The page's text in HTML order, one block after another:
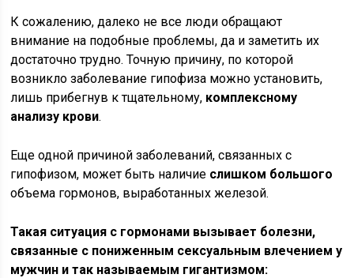
К сожалению, далеко не все люди обращают
внимание на подобные проблемы, да и заметить их
достаточно трудно. Точную причину, по которой
возникло заболевание гипофиза можно установить,
лишь прибегнув к тщательному, комплексному
анализу крови.
Еще одной причиной заболеваний, связанных с
гипофизом, может быть наличие слишком большого
объема гормонов, выработанных железой.
Такая ситуация с гормонами вызывает болезни,
связанные с пониженным сексуальным влечением у
мужчин и так называемым гигантизмом: